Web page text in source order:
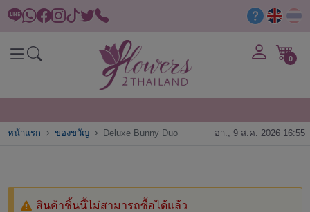
0
หน้าแรก ของขวัญ Deluxe Bunny Duo อา., 9 ส.ค. 2026 16:55
สินค้าชิ้นนี้ไม่สามารถซื้อได้แล้ว